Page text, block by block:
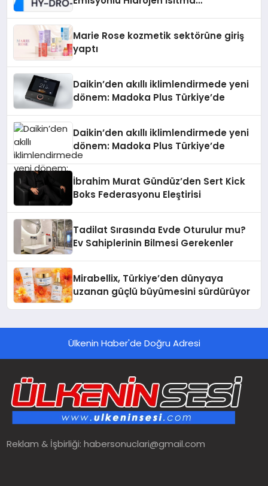
Marie Rose kozmetik sektörüne giriş
yaptı
Daikin’den akıllı iklimlendirmede yeni
dönem: Madoka Plus Türkiye’de
Daikin’den akıllı iklimlendirmede yeni
dönem: Madoka Plus Türkiye’de
İbrahim Murat Gündüz’den Sert Kick
Boks Federasyonu Eleştirisi
Tadilat Sırasında Evde Oturulur mu?
Ev Sahiplerinin Bilmesi Gerekenler
Mirabellix, Türkiye’den dünyaya
uzanan güçlü büyümesini sürdürüyor
Ülkenin Haber'de Doğru Adresi
Reklam & İşbirliği:habersonuclari@gmail.com